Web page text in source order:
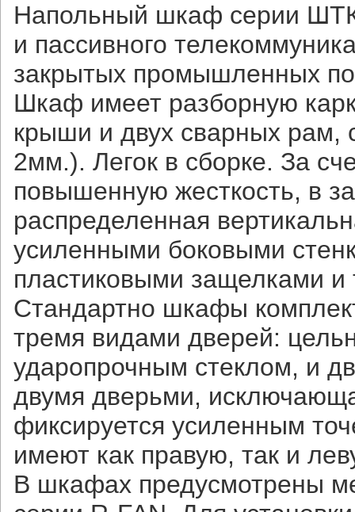
Напольный шкаф серии
и пассивного
закрытых промышленных
Шкаф имеет разборную
крыши и двух сварных рам,
2мм.). Легок в сборке. За
повышенную жесткость, в
распределенная
усиленными боковыми
пластиковыми защелками
Стандартно шкафы
тремя видами дверей:
ударопрочным стеклом, и
двумя дверьми,
фиксируется усиленным
имеют как правую, так и
В шкафах предусмотрены